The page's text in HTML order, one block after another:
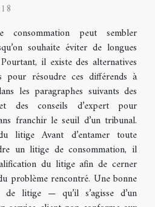
peut sembler
souhaite éviter de longues
il existe des alternatives
pour résoudre ces différends à
les paragraphes suivants des
des conseils d’expert pour
franchir le seuil d’un tribunal.
litige Avant d’entamer toute
un litige de consommation, il
du litige afin de cerner
problème rencontré. Une bonne
litige — qu’il s’agisse d’un